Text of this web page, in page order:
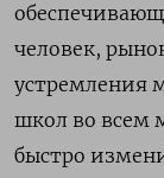
человек,
устремления
школ во всем
быстро